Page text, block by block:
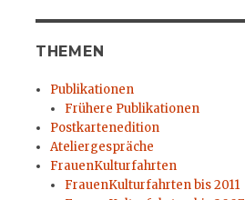
THEMEN
Publikationen
Frühere Publikationen
Postkartenedition
Ateliergespräche
FrauenKulturfahrten
FrauenKulturfahrten bis 2011